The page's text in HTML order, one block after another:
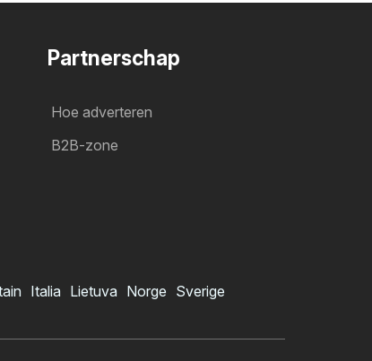
Partnerschap
Hoe adverteren
B2B-zone
Italia Lietuva Norge Sverige